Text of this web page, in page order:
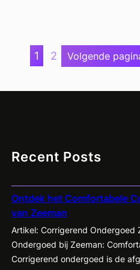
1 2 Volgende
Recent Posts
Ontdek het Comfortabele
van Zeeman
Artikel: Corrigerend Ondergoed
Ondergoed bij Zeeman:
Corrigerend ondergoed is de